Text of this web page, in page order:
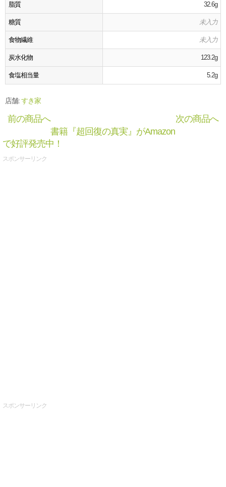
脂質 32.6g
糖質 未入力
食物繊維 未入力
炭水化物 123.2g
食塩相当量 5.2g
店舗:すき家
前の商品へ
次の商品へ
書籍『超回復の真実』がAmazon
で好評発売中！
スポンサーリンク
スポンサーリンク